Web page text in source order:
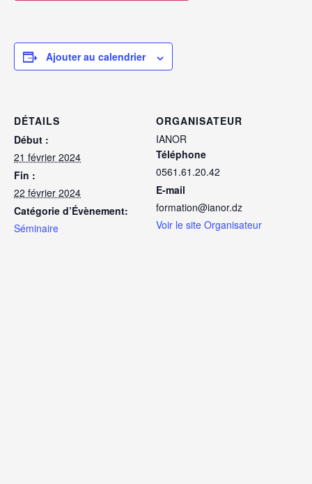
Ajouter au calendrier
DÉTAILS
Début :
21 février 2024
Fin :
22 février 2024
Catégorie d’Évènement:
Séminaire
ORGANISATEUR
IANOR
Téléphone
0561.61.20.42
E-mail
formation@ianor.dz
Voir le site Organisateur